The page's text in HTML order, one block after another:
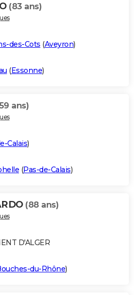
(83 ans)
des-Cots (Aveyron)
(Essonne)
ans)
Calais)
(Pas-de-Calais)
(88 ans)
D'ALGER
du-Rhône)